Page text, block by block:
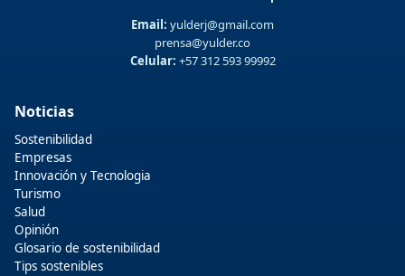
Email: yulderj@gmail.com
prensa@yulder.co
Celular: +57 312 593 99992
Noticias
Sostenibilidad
Empresas
Innovación y Tecnologia
Turismo
Salud
Opinión
Glosario de sostenibilidad
Tips sostenibles